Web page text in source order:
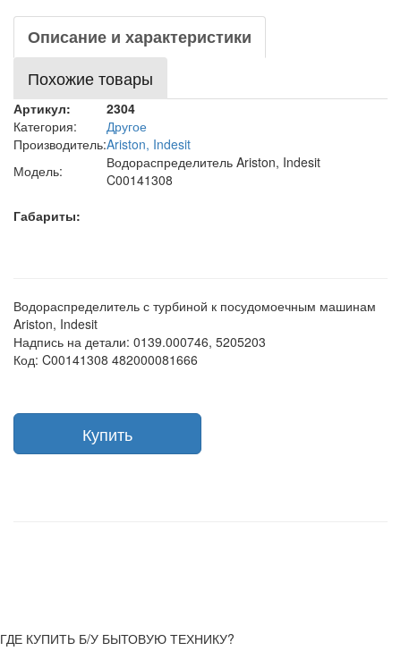
Описание и характеристики
Похожие товары
Артикул:
2304
Категория:
Другое
Производитель:Ariston, Indesit
Модель:
Водораспределитель Ariston, Indesit
C00141308
Габариты:
Водораспределитель с турбиной к посудомоечным машинам
Ariston, Indesit
Надпись на детали: 0139.000746, 5205203
Код: C00141308 482000081666
ГДЕ КУПИТЬ Б/У БЫТОВУЮ ТЕХНИКУ?